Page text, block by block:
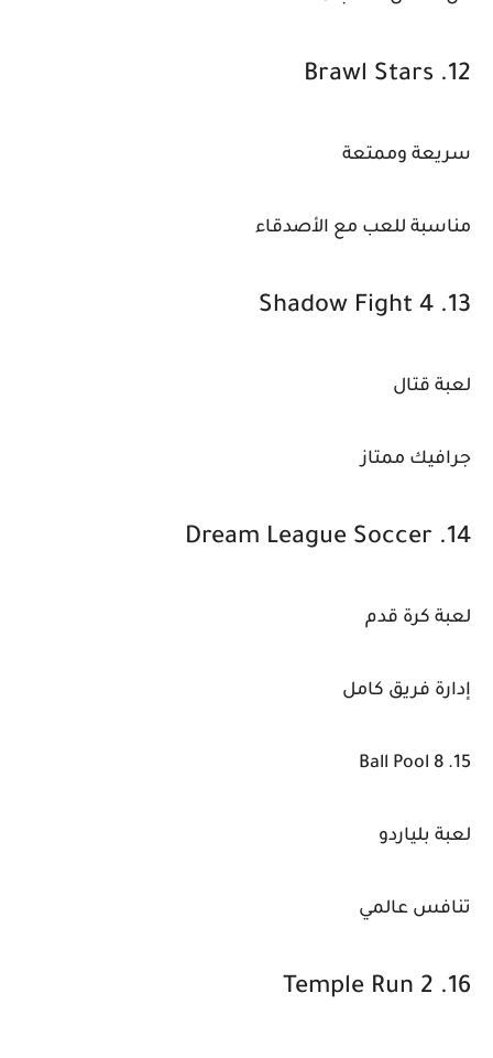
12. Brawl Stars
سريعة وممتعة
مناسبة للعب مع الأصدقاء
13. Shadow Fight 4
لعبة قتال
جرافيك ممتاز
14. Dream League Soccer
لعبة كرة قدم
إدارة فريق كامل
15. 8 Ball Pool
لعبة بلياردو
تنافس عالمي
16. Temple Run 2